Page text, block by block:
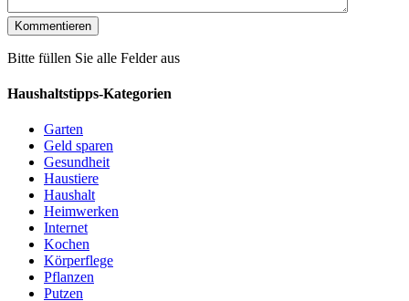
Bitte füllen Sie alle Felder aus
Haushaltstipps-Kategorien
Garten
Geld sparen
Gesundheit
Haustiere
Haushalt
Heimwerken
Internet
Kochen
Körperflege
Pflanzen
Putzen